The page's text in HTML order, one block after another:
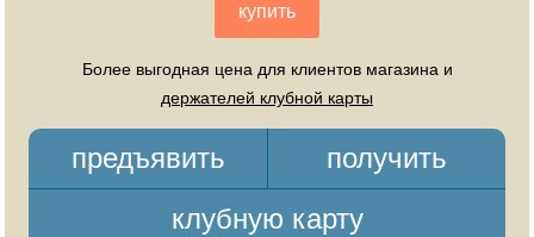
купить
Более выгодная цена для клиентов магазина и
держателей клубной карты
предъявить
получить
клубную карту